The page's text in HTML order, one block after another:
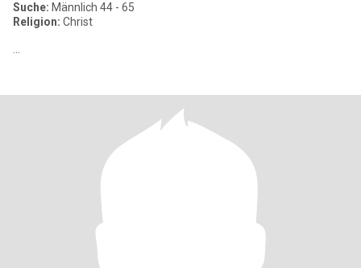
Suche: Männlich 44 - 65
Religion: Christ